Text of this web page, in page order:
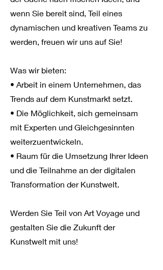
wenn Sie bereit sind, Teil eines
dynamischen und kreativen Teams zu
werden, freuen wir uns auf Sie!
Was wir bieten:
• Arbeit in einem Unternehmen, das
Trends auf dem Kunstmarkt setzt.
• Die Möglichkeit, sich gemeinsam
mit Experten und Gleichgesinnten
weiterzuentwickeln.
• Raum für die Umsetzung Ihrer Ideen
und die Teilnahme an der digitalen
Transformation der Kunstwelt.
Werden Sie Teil von Art Voyage und
gestalten Sie die Zukunft der
Kunstwelt mit uns!